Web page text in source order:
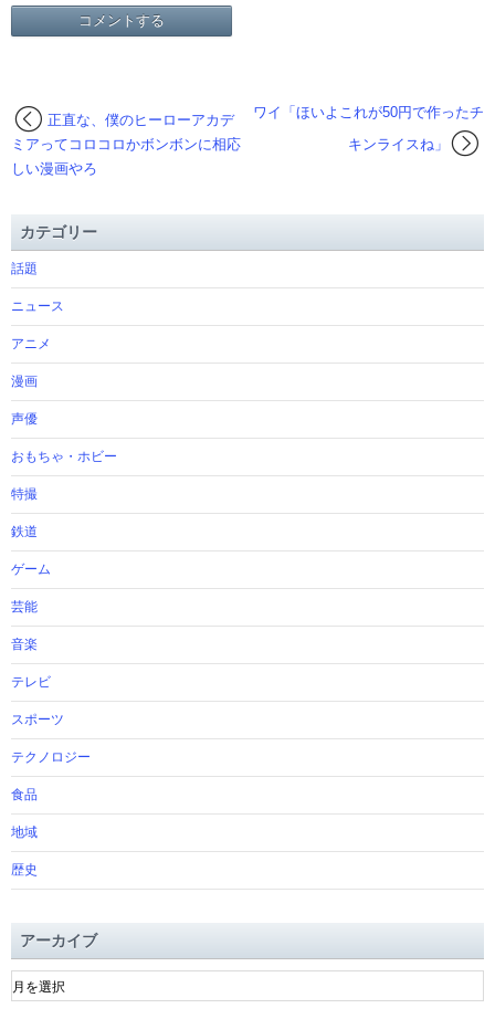
ワイ「ほいよこれが50円で作ったチ
キンライスね」
正直な、僕のヒーローアカデ
ミアってコロコロかボンボンに相応
しい漫画やろ
カテゴリー
話題
ニュース
アニメ
漫画
声優
おもちゃ・ホビー
特撮
鉄道
ゲーム
芸能
音楽
テレビ
スポーツ
テクノロジー
食品
地域
歴史
アーカイブ
ア
ー